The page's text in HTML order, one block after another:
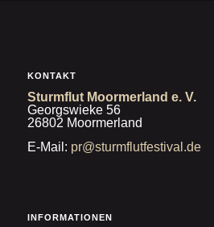
KONTAKT
Sturmflut Moormerland e. V.
Georgswieke 56
26802 Moormerland
E-Mail: pr@sturmflutfestival.de
INFORMATIONEN